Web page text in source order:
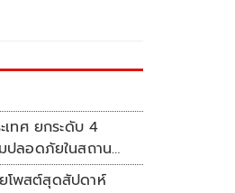
เทศ ยกระดับ 4
ปลอดภัยในสถาน
โพสต์สุดสัปดาห์